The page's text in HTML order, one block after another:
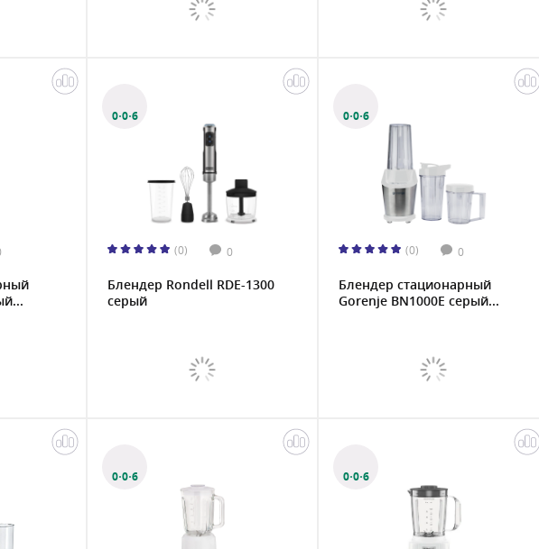
0·0·6
(0) 0
Блендер Rondell RDE-1300
серый
0·0·6
(0) 0
Блендер стационарный
Gorenje BN1000E серый...
0·0·6 0·0·6